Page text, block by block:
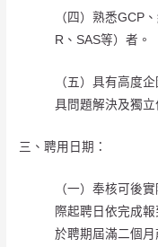
（四）熟悉GCP
R、SAS等）者。
（五）具有高度
具問題解決及獨
三、聘用日期：
（一）奉核可後
際起聘日依完成
於聘期屆滿二個月